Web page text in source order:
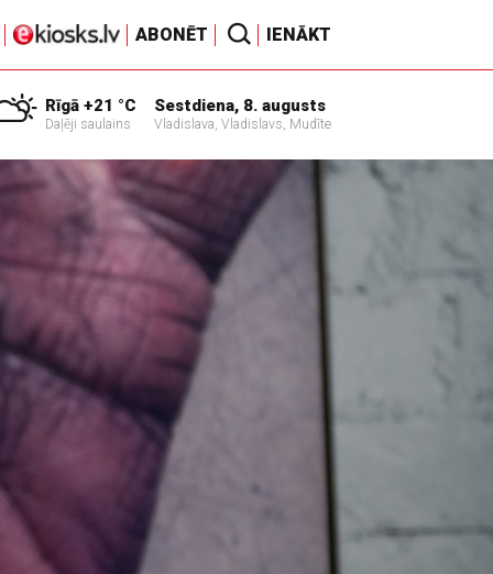
ABONĒT IENĀKT
Rīgā +21 °C
Daļēji saulains
Sestdiena, 8. augusts
Vladislava, Vladislavs, Mudīte